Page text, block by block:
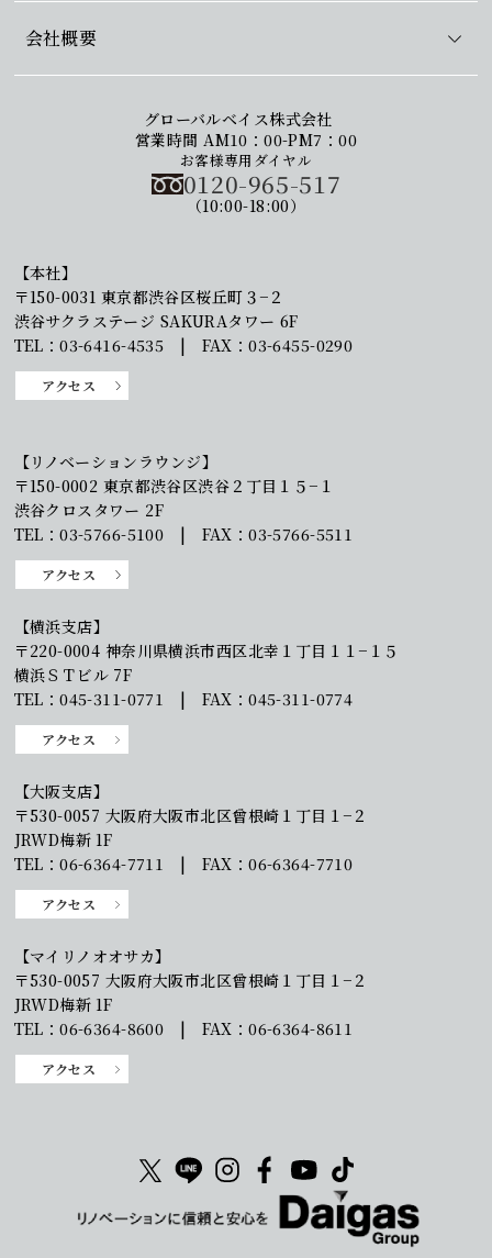
会社概要
グローバルベイス株式会社
営業時間 AM10：00-PM7：00
お客様専用ダイヤル
0120-965-517
（10:00-18:00）
【本社】
〒150-0031 東京都渋谷区桜丘町３−２
渋谷サクラステージ SAKURAタワー 6F
TEL：03-6416-4535 | FAX：03-6455-0290
アクセス
【リノベーションラウンジ】
〒150-0002 東京都渋谷区渋谷２丁目１５−１
渋谷クロスタワー 2F
TEL：03-5766-5100 | FAX：03-5766-5511
アクセス
【横浜支店】
〒220-0004 神奈川県横浜市西区北幸１丁目１１−１５
横浜ＳＴビル 7F
TEL：045-311-0771 | FAX：045-311-0774
アクセス
【大阪支店】
〒530-0057 大阪府大阪市北区曾根崎１丁目１−２
JRWD梅新 1F
TEL：06-6364-7711 | FAX：06-6364-7710
アクセス
【マイリノオオサカ】
〒530-0057 大阪府大阪市北区曾根崎１丁目１−２
JRWD梅新 1F
TEL：06-6364-8600 | FAX：06-6364-8611
アクセス